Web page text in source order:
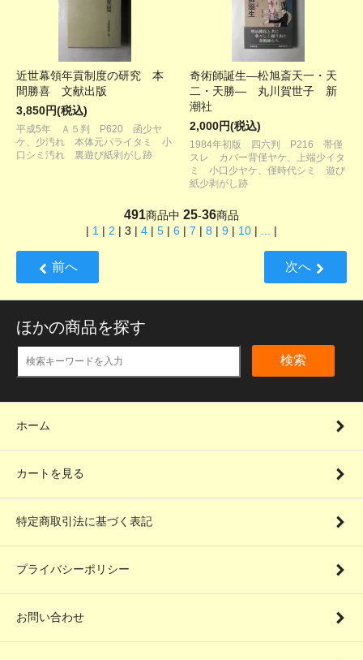
近世幕領年貢制度の研究 本
間勝喜 文献出版
3,850円(税込)
平成5年 Ａ５判 P620 函少ヤ
ケ、少汚れ 本体元パライタミ 小
口シミ汚れ 裏遊び紙剥がし跡
奇術師誕生―松旭斎天一・天
二・天勝― 丸川賀世子 新
潮社
2,000円(税込)
1984年初版 四六判 P216 帯僅
スレ カバー背僅ヤケ、上端少イタ
ミ 小口少ヤケ、僅時代シミ 遊び
紙少剥がし跡
491商品中 25-36商品
| 1 | 2 | 3 | 4 | 5 | 6 | 7 | 8 | 9 | 10 | ... |
前へ 次へ
ほかの商品を探す
検索
ホーム
カートを見る
特定商取引法に基づく表記
プライバシーポリシー
お問い合わせ